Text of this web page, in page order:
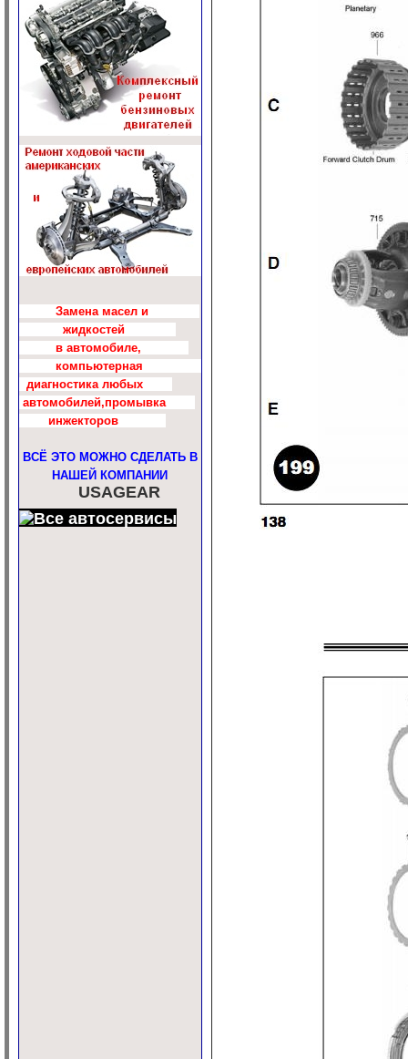
Замена масел и
жидкостей
в автомобиле,
компьютерная
диагностика любых
автомобилей,промывка
инжекторов
ВСЁ ЭТО МОЖНО СДЕЛАТЬ В
НАШЕЙ КОМПАНИИ
USAGEAR